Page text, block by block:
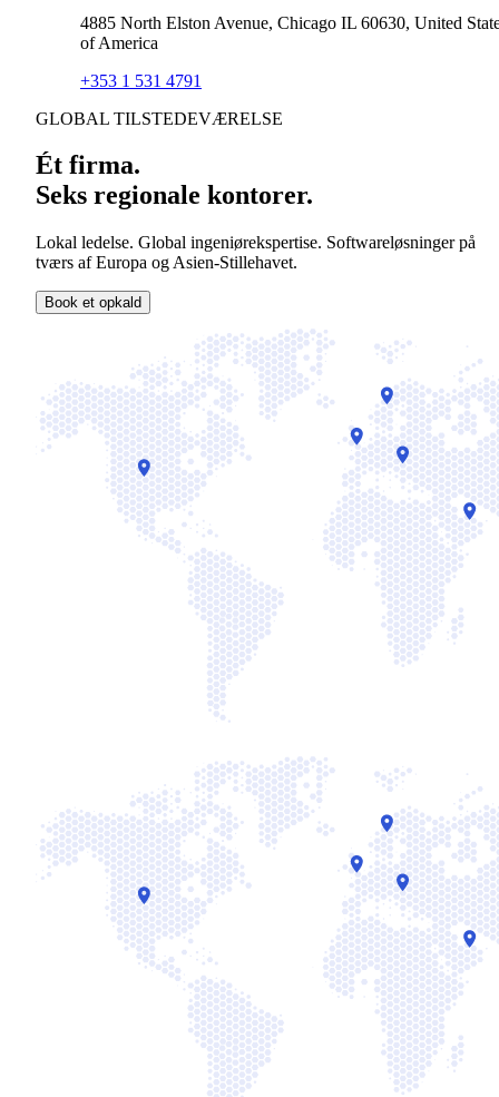
4885 North Elston Avenue, Chicago IL 60630, United
of America
+353 1 531 4791
GLOBAL TILSTEDEVÆRELSE
Ét firma.
Seks regionale kontorer.
Lokal ledelse. Global ingeniørekspertise. Softwareløsninger på
tværs af Europa og Asien-Stillehavet.
Book et opkald